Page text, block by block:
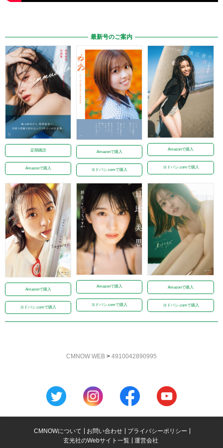
最新号のご案内
定期購読
Amazonで購入
Amazonで購入
ヨドバシ.comで購入
Amazonで購入
ヨドバシ.comで購入
Amazonで購入
ヨドバシ.comで購入
Amazonで購入
ヨドバシ.comで購入
Amazonで購入
ヨドバシ.comで購入
CMNOW WEB > 4910042890995
CMNOWについて お問い合わせ
プライバシーポリシー
玄光社のWebサイト一覧
運営会社